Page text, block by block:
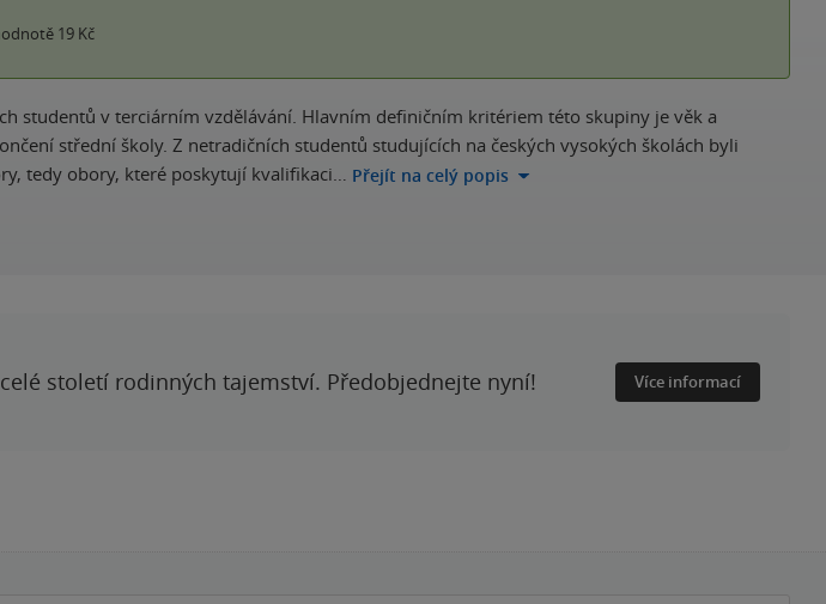
19 Kč
studentů v terciárním vzdělávání. Hlavním definičním kritériem této skupiny je věk a
střední školy. Z netradičních studentů studujících na českých vysokých školách byli
tedy obory, které poskytují kvalifikaci… Přejít na celý popis
století rodinných tajemství. Předobjednejte nyní! Více informací